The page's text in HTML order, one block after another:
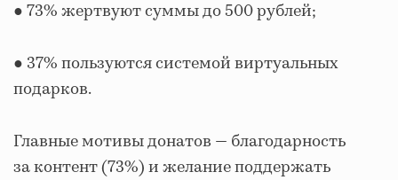
● 73% жертвуют суммы до 500 рублей;
● 37% пользуются системой виртуальных
подарков.
Главные мотивы донатов — благодарность
за контент (73%) и желание поддержать